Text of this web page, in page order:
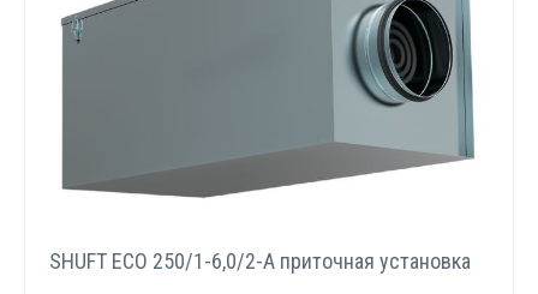
SHUFT ECO 250/1-6,0/2-A приточная установка